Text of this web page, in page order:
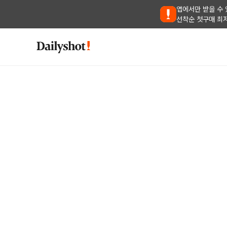
앱에서만 받을 수
선착순 첫구매 최